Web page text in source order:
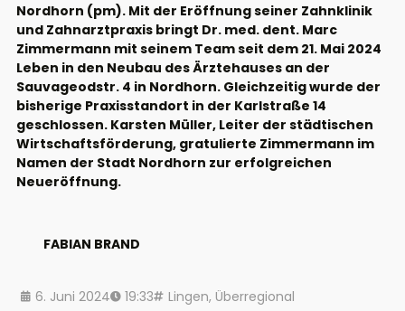
Nordhorn (pm). Mit der Eröffnung seiner Zahnklinik
und Zahnarztpraxis bringt Dr. med. dent. Marc
Zimmermann mit seinem Team seit dem 21. Mai 2024
Leben in den Neubau des Ärztehauses an der
Sauvageodstr. 4 in Nordhorn. Gleichzeitig wurde der
bisherige Praxisstandort in der Karlstraße 14
geschlossen. Karsten Müller, Leiter der städtischen
Wirtschaftsförderung, gratulierte Zimmermann im
Namen der Stadt Nordhorn zur erfolgreichen
Neueröffnung.
FABIAN BRAND
6. Juni 2024 19:33 Lingen, Überregional